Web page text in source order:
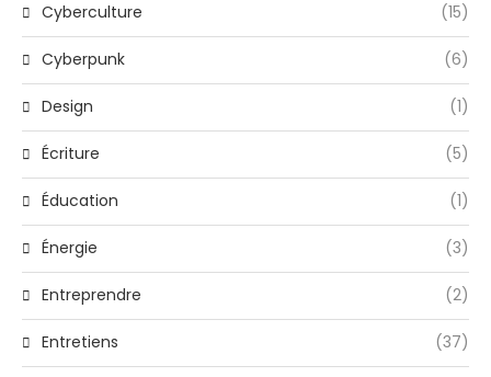
Cyberculture (15)
Cyberpunk (6)
Design (1)
Écriture (5)
Éducation (1)
Énergie (3)
Entreprendre (2)
Entretiens (37)